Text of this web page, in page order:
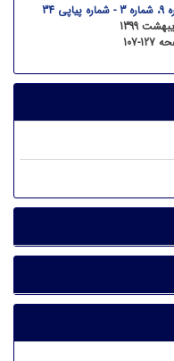
پیاپی 34
1399
107-127